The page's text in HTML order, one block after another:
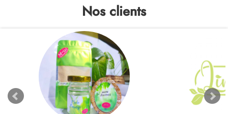
Nos clients